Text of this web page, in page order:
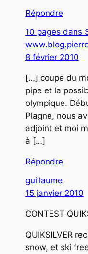
Répondre
10 pages dans
8 février 2010
[…] coupe du
pipe et la
olympique.
Plagne, nous
adjoint et moi
à […]
Répondre
guillaume
15 janvier 2010
CONTEST
QUIKSILVER
snow, et ski